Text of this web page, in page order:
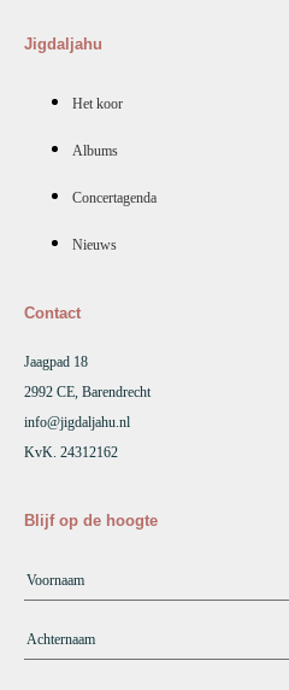
Jigdaljahu
Het koor
Albums
Concertagenda
Nieuws
Contact
Jaagpad 18
2992 CE, Barendrecht
info@jigdaljahu.nl
KvK. 24312162
Blijf op de hoogte